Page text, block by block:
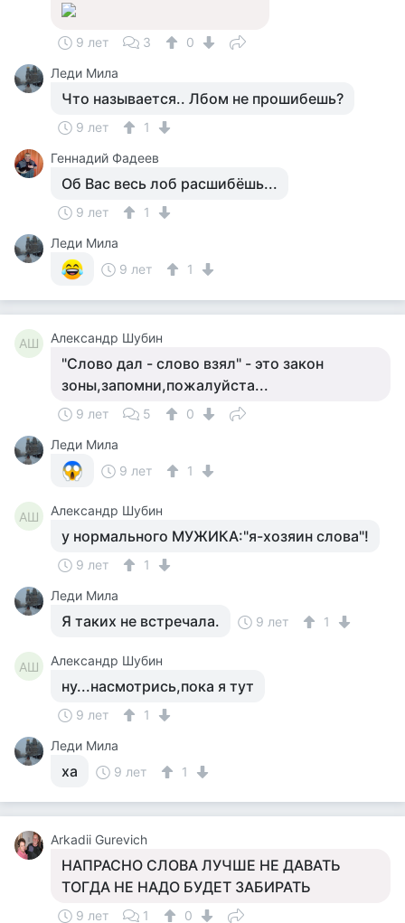
9 лет 3
0
Леди Мила
Что называется.. Лбом не прошибешь?
9 лет
1
Геннадий Фадеев
Об Вас весь лоб расшибёшь...
9 лет
1
Леди Мила
9 лет
1
АШ Александр Шубин
"Слово дал - слово взял" - это закон
зоны,запомни,пожалуйста...
9 лет 5
0
Леди Мила
9 лет
1
АШ Александр Шубин
у нормального МУЖИКА:"я-хозяин слова"!
9 лет
1
Леди Мила
Я таких не встречала. 9 лет 1
АШ Александр Шубин
ну...насмотрись,пока я тут
9 лет
1
Леди Мила
ха 9 лет 1
Arkadii Gurevich
НАПРАСНО СЛОВА ЛУЧШЕ НЕ ДАВАТЬ
ТОГДА НЕ НАДО БУДЕТ ЗАБИРАТЬ
9 лет 1 0